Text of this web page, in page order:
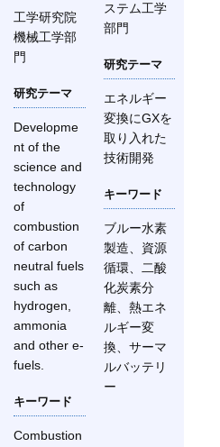
工学研究院
機械工学部
門
研究テーマ
Developme
nt of the
science and
technology
of
combustion
of carbon
neutral fuels
such as
hydrogen,
ammonia
and other e-
fuels.
キーワード
Combustion
ステム工学
部門
研究テーマ
エネルギー
変換にGXを
取り入れた
技術開発
キーワード
ブルー水素
製造、資源
循環、二酸
化炭素分
離、熱エネ
ルギー変
換、サーマ
ルバッテリ
ー